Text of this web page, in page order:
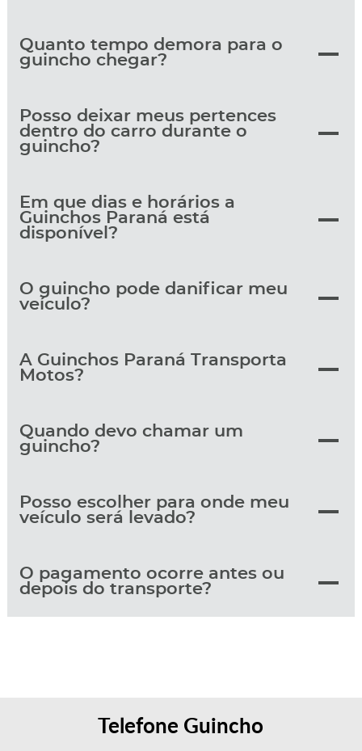
Quanto tempo demora para o
guincho chegar?
Posso deixar meus pertences
dentro do carro durante o
guincho?
Em que dias e horários a
Guinchos Paraná está
disponível?
O guincho pode danificar meu
veículo?
A Guinchos Paraná Transporta
Motos?
Quando devo chamar um
guincho?
Posso escolher para onde meu
veículo será levado?
O pagamento ocorre antes ou
depois do transporte?
Telefone Guincho